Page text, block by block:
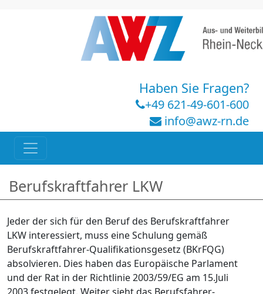
Haben Sie Fragen?
+49 621-49-601-600
info@awz-rn.de
Berufskraftfahrer LKW
Jeder der sich für den Beruf des Berufskraftfahrer
LKW interessiert, muss eine Schulung gemäß
Berufskraftfahrer-Qualifikationsgesetz (BKrFQG)
absolvieren. Dies haben das Europäische Parlament
und der Rat in der Richtlinie 2003/59/EG am 15.Juli